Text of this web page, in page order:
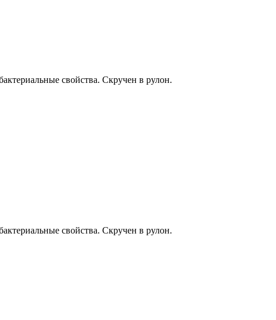
свойства. Скручен в рулон.
свойства. Скручен в рулон.